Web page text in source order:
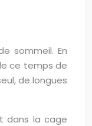
sommeil. En
ce temps de
de longues
dans la cage